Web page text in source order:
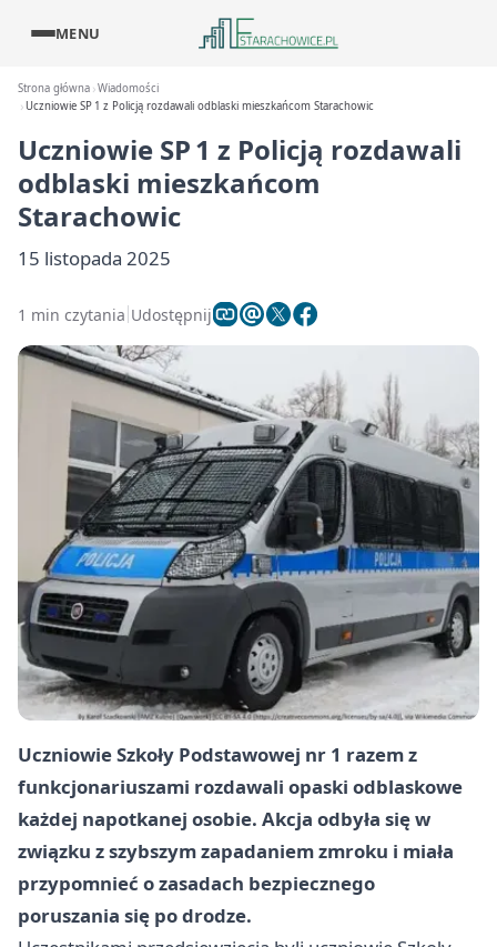
MENU
Strona główna Wiadomości
Uczniowie SP 1 z Policją rozdawali odblaski mieszkańcom Starachowic
Uczniowie SP 1 z Policją rozdawali
odblaski mieszkańcom
Starachowic
15 listopada 2025
1 min czytania Udostępnij
Uczniowie Szkoły Podstawowej nr 1 razem z
funkcjonariuszami rozdawali opaski odblaskowe
każdej napotkanej osobie. Akcja odbyła się w
związku z szybszym zapadaniem zmroku i miała
przypomnieć o zasadach bezpiecznego
poruszania się po drodze.